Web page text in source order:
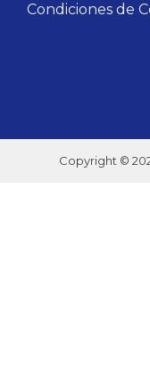
Condiciones de
Copyright ©